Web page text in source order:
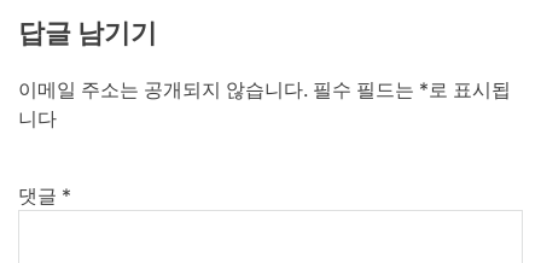
답글 남기기
이메일 주소는 공개되지 않습니다. 필수 필드는 *로 표시됩
니다
댓글 *